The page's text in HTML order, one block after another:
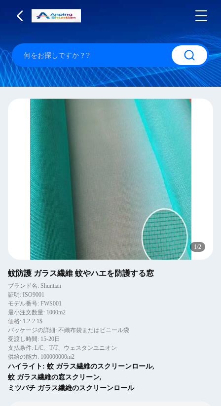
1/2
蚊防護 ガラス繊維 蚊やハエを防護する窓
ブランド名: Shuntian
証明: ISO9001
モデル番号: FWS001
最小注文数量: 1000m2
価格: 1.2-2.1$
パッケージの詳細: 不織布袋またはビニール袋
受渡し時間: 15-20日
支払条件: L/C、T/T、ウェスタンユニオン
供給の能力: 100000000m2
ハイライト: 蚊 ガラス繊維のスクリーンロール,
蚊 ガラス繊維の窓スクリーン,
ミツバチ ガラス繊維のスクリーンロール